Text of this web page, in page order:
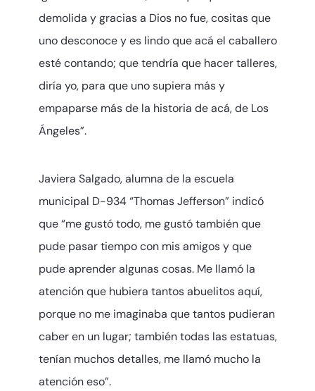
demolida y gracias a Dios no fue, cositas que
uno desconoce y es lindo que acá el caballero
esté contando; que tendría que hacer talleres,
diría yo, para que uno supiera más y
empaparse más de la historia de acá, de Los
Ángeles”.
Javiera Salgado, alumna de la escuela
municipal D-934 “Thomas Jefferson” indicó
que “me gustó todo, me gustó también que
pude pasar tiempo con mis amigos y que
pude aprender algunas cosas. Me llamó la
atención que hubiera tantos abuelitos aquí,
porque no me imaginaba que tantos pudieran
caber en un lugar; también todas las estatuas,
tenían muchos detalles, me llamó mucho la
atención eso”.